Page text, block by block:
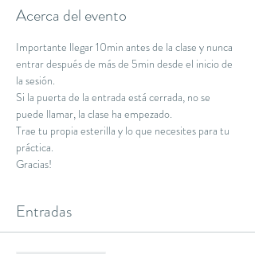
Acerca del evento
Importante llegar 10min antes de la clase y nunca
entrar después de más de 5min desde el inicio de
la sesión.
Si la puerta de la entrada está cerrada, no se
puede llamar, la clase ha empezado.
Trae tu propia esterilla y lo que necesites para tu
práctica.
Gracias!
Entradas